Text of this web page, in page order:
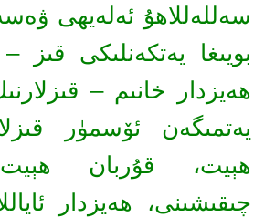
سەللەللاھۇ ئەلەيھى
بويىغا يەتكەنلىكى قىز –
ھەيزدار خانىم –
يەتمىگەن ئۆسمۈر
ھېيت، قۇربان ھېيت
چىقىشىنى، ھەيزدار